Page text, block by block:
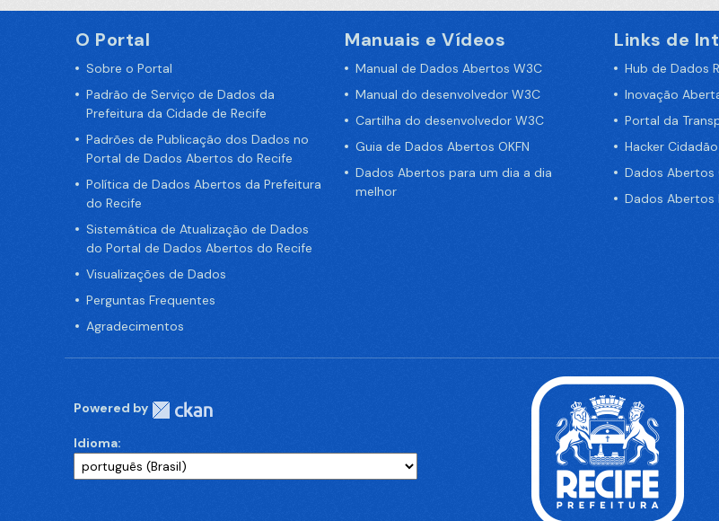
O Portal
Sobre o Portal
Padrão de Serviço de Dados da
Prefeitura da Cidade de Recife
Padrões de Publicação dos Dados no
Portal de Dados Abertos do Recife
Política de Dados Abertos da Prefeitura
do Recife
Sistemática de Atualização de Dados
do Portal de Dados Abertos do Recife
Visualizações de Dados
Perguntas Frequentes
Agradecimentos
Manuais e Vídeos
Manual de Dados Abertos W3C
Manual do desenvolvedor W3C
Cartilha do desenvolvedor W3C
Guia de Dados Abertos OKFN
Dados Abertos para um dia a dia
melhor
Links de
Hub de Dados
Inovação
Portal da
Hacker
Dados Abertos
Dados Abertos
Powered by
Idioma